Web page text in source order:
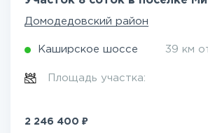
Домодедовский район
Каширское шоссе 39 км
Площадь участка:
2 246 400 ₽